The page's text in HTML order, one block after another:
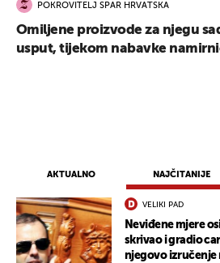
AKTUALNO NAJČITANIJE
VELIKI PAD
Neviđene mjere
skrivao i gradio
njegovo
POKROVITELJ SPAR HRVATSKA
Omiljene proizvode za njegu
usput, tijekom nabavke